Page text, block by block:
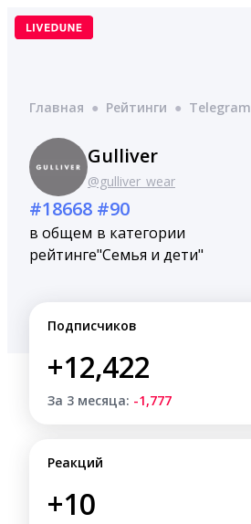
Перейти
Главная ● Рейтинги ● Telegram
Gulliver
@gulliver_wear
#18668
в общем
рейтинге
#90
в категории
"Семья и дети"
Подписчиков
+12,422
За 3 месяца: -1,777
Реакций
+10